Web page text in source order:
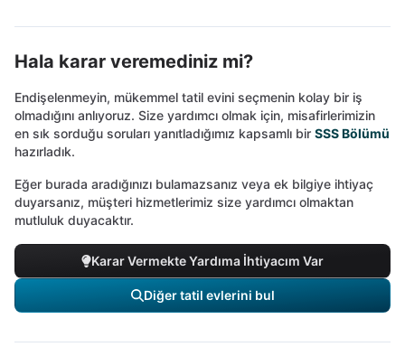
Hala karar veremediniz mi?
Endişelenmeyin, mükemmel tatil evini seçmenin kolay bir iş
olmadığını anlıyoruz. Size yardımcı olmak için, misafirlerimizin
en sık sorduğu soruları yanıtladığımız kapsamlı bir SSS Bölümü
hazırladık.
Eğer burada aradığınızı bulamazsanız veya ek bilgiye ihtiyaç
duyarsanız, müşteri hizmetlerimiz size yardımcı olmaktan
mutluluk duyacaktır.
Karar Vermekte Yardıma İhtiyacım Var
Diğer tatil evlerini bul